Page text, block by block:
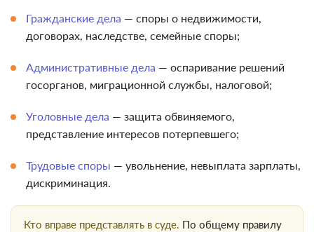
Гражданские дела — споры о недвижимости,
договорах, наследстве, семейные споры;
Административные дела — оспаривание решений
госорганов, миграционной службы, налоговой;
Уголовные дела — защита обвиняемого,
представление интересов потерпевшего;
Трудовые споры — увольнение, невыплата зарплаты,
дискриминация.
Кто вправе представлять в суде. По общему правилу